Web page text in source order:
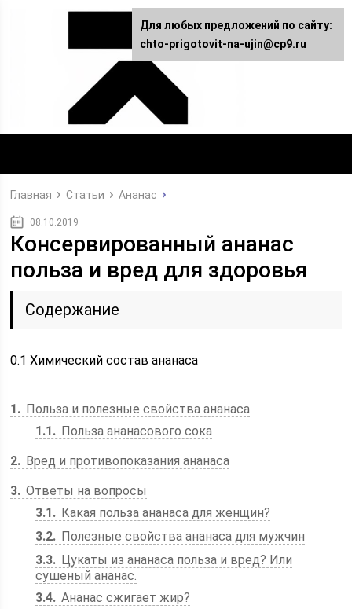
Главная Статьи Ананас
08.10.2019
Консервированный ананас
польза и вред для здоровья
Содержание
0.1 Химический состав ананаса
1
Польза и полезные свойства ананаса
1.1
Польза ананасового сока
2
Вред и противопоказания ананаса
3 Ответы на вопросы
3.1
Какая польза ананаса для женщин?
3.2
Полезные свойства ананаса для мужчин
3.3
Цукаты из ананаса польза и вред? Или
сушеный ананас.
3.4 Ананас сжигает жир?
Для любых предложений по сайту:
chto-prigotovit-na-ujin@cp9.ru